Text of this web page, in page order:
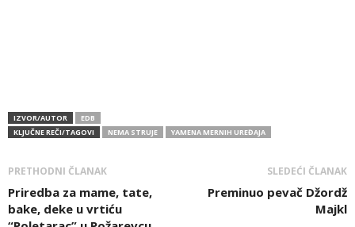
IZVOR/AUTOR
EDB
KLJUČNE REČI/TAGOVI
NEMA STRUJE YAMENA MERNIH UREĐAJA
PRETHODNI ČLANAK
Priredba za mame, tate,
bake, deke u vrtiću
SLEDEĆI ČLANAK
Preminuo pevač Džordž
Majkl